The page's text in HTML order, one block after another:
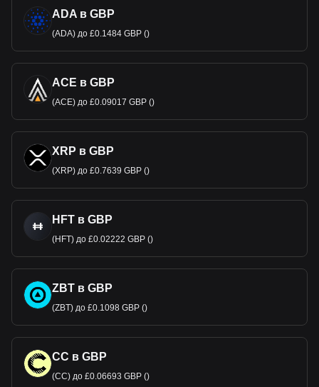
ADA в GBP
(ADA) до £0.1484 GBP ()
ACE в GBP
(ACE) до £0.09017 GBP ()
XRP в GBP
(XRP) до £0.7639 GBP ()
HFT в GBP
(HFT) до £0.02222 GBP ()
ZBT в GBP
(ZBT) до £0.1098 GBP ()
CC в GBP
(CC) до £0.06693 GBP ()